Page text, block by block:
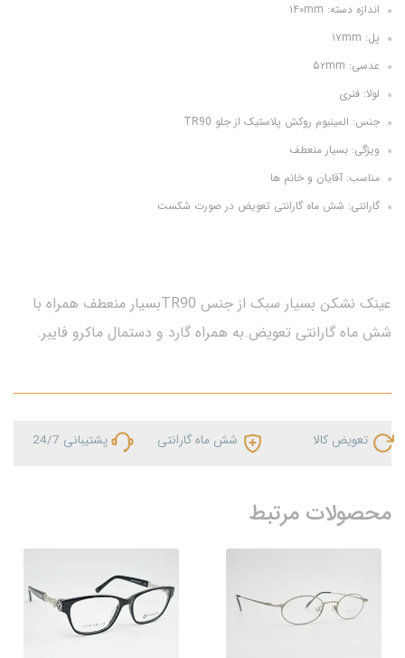
اندازه دسته: ۱۴۰mm
پل: ۱۷mm
عدسی: ۵۲mm
لولا: فنری
جنس: المینیوم روکش پلاستیک از جلو TR90
ویژگی: بسیار منعطف
مناسب: آقایان و خانم ها
گارانتی: شش ماه گارانتی تعويض در صورت شکست
عینک نشکن بسیار سبک از جنس TR90بسیار منعطف همراه با
شش ماه گارانتی تعویض.به همراه گارد و دستمال ماکرو فایبر.
تعویض کالا شش ماه گارانتی پشتیبانی 24/7
محصولات مرتبط